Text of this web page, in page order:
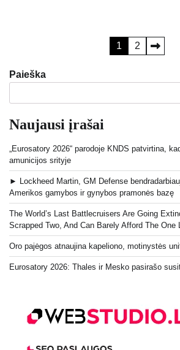
puslapiavimas
1 2
Paieška
Naujausi įrašai
„Eurosatory 2026“ parodoje KNDS patvirtina,
amunicijos srityje
► Lockheed Martin, GM Defense
Amerikos gamybos ir gynybos pramonės bazę
The World’s Last Battlecruisers Are Going
Scrapped Two, And Can Barely Afford The One
Oro pajėgos atnaujina kapeliono, motinystės
Eurosatory 2026: Thales ir Mesko pasirašo